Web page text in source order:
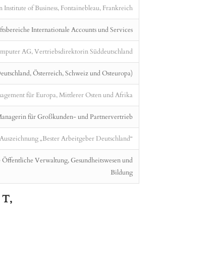
Institute of Business, Fontainebleau, Frankreich
Internationale Accounts und Services
AG, Vertriebsdirektorin Süddeutschland
Österreich, Schweiz und Osteuropa)
für Europa, Mittlerer Osten und Afrika
für Großkunden- und Partnervertrieb
„Bester Arbeitgeber Deutschland“
Verwaltung, Gesundheitswesen und
Bildung
T,